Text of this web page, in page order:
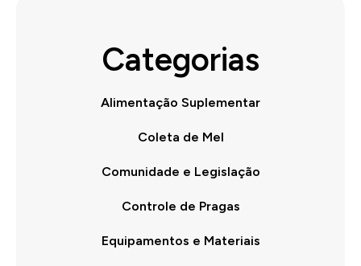
Categorias
Alimentação Suplementar
Coleta de Mel
Comunidade e Legislação
Controle de Pragas
Equipamentos e Materiais